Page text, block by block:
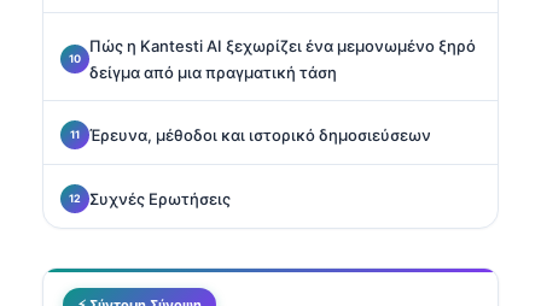
Πώς η Kantesti AI ξεχωρίζει ένα μεμονωμένο ξηρό
δείγμα από μια πραγματική τάση
Έρευνα, μέθοδοι και ιστορικό δημοσιεύσεων
Συχνές Ερωτήσεις